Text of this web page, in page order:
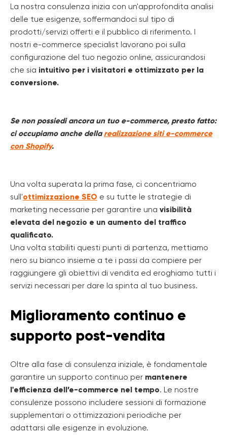
La nostra consulenza inizia con un'approfondita analisi
delle tue esigenze, soffermandoci sul tipo di
prodotti/servizi offerti e il pubblico di riferimento. I
nostri e-commerce specialist lavorano poi sulla
configurazione del tuo negozio online, assicurandosi
che sia intuitivo per i visitatori e ottimizzato per la
conversione.
Se non possiedi ancora un tuo e-commerce, presto fatto:
ci occupiamo anche dellarealizzazione siti e-commerce
con Shopify.
Una volta superata la prima fase, ci concentriamo
sull'ottimizzazione SEO e su tutte le strategie di
marketing necessarie per garantire una visibilità
elevata del negozio e un aumento del traffico
qualificato.
Una volta stabiliti questi punti di partenza, mettiamo
nero su bianco insieme a te i passi da compiere per
raggiungere gli obiettivi di vendita ed eroghiamo tutti i
servizi necessari per dare la spinta al tuo business.
Miglioramento continuo e
supporto post-vendita
Oltre alla fase di consulenza iniziale, è fondamentale
garantire un supporto continuo per mantenere
l'efficienza dell’e-commerce nel tempo. Le nostre
consulenze possono includere sessioni di formazione
supplementari o ottimizzazioni periodiche per
adattarsi alle esigenze in evoluzione.